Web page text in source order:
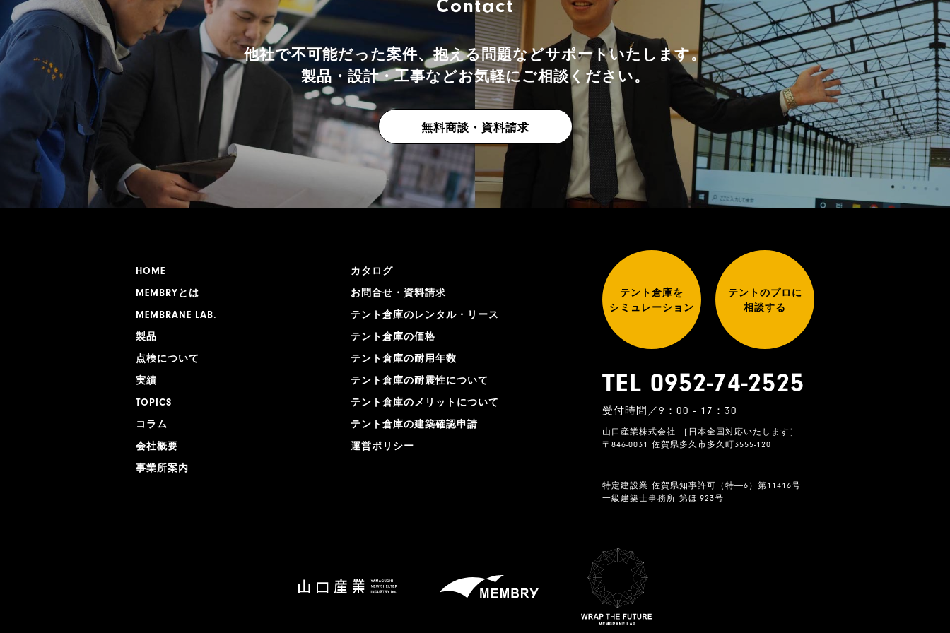
Contact
他社で不可能だった案件、抱える問題などサポートいたします。
製品・設計・工事などお気軽にご相談ください。
無料商談・資料請求
HOME
MEMBRYとは
MEMBRANE LAB.
製品
点検について
実績
TOPICS
コラム
会社概要
事業所案内
カタログ
お問合せ・資料請求
テント倉庫のレンタル・リース
テント倉庫の価格
テント倉庫の耐用年数
テント倉庫の耐震性について
テント倉庫のメリットについて
テント倉庫の建築確認申請
運営ポリシー
テント倉庫を
シミュレーション
テントのプロに
相談する
TEL 0952-74-2525
受付時間／9：00 - 17：30
山口産業株式会社 ［日本全国対応いたします］
〒846-0031 佐賀県多久市多久町3555-120
特定建設業 佐賀県知事許可（特―6）第11416号
一級建築士事務所 第ほ-923号